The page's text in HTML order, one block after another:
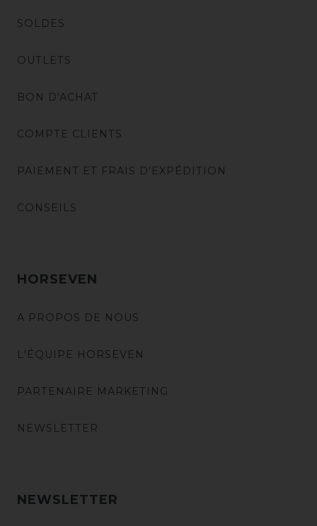
SOLDES
OUTLETS
BON D'ACHAT
COMPTE CLIENTS
PAIEMENT ET FRAIS D'EXPÉDITION
CONSEILS
HORSEVEN
A PROPOS DE NOUS
L'ÉQUIPE HORSEVEN
PARTENAIRE MARKETING
NEWSLETTER
NEWSLETTER